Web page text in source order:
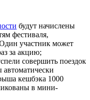
будут начислены
фестиваля,
участник может
за акцию;
совершить поездок
кешбэка 1000
в мини-